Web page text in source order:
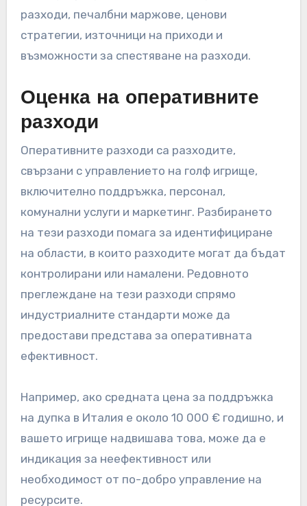
Оценяването на финансовото представяне на
голф игрище включва анализ на различни
рентабилност. Ключовите области, на които
разходи, печалбни маржове, ценови
стратегии, източници на приходи и
възможности за спестяване на разходи.
Оценка на оперативните
разходи
Оперативните разходи са разходите,
свързани с управлението на голф игрище,
включително поддръжка, персонал,
комунални услуги и маркетинг. Разбирането
на тези разходи помага за идентифициране
контролирани или намалени. Редовното
преглеждане на тези разходи спрямо
индустриалните стандарти може да
предостави представа за оперативната
ефективност.